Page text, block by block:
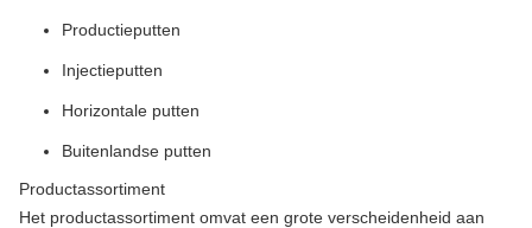
Productieputten
Injectieputten
Horizontale putten
Buitenlandse putten
Productassortiment
Het productassortiment omvat een grote verscheidenheid aan